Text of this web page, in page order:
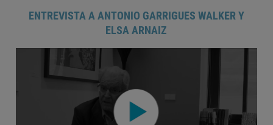
ENTREVISTA A ANTONIO GARRIGUES WALKER Y
ELSA ARNAIZ